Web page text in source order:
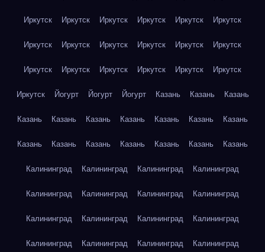
Иркутск Иркутск Иркутск Иркутск Иркутск Иркутск
Иркутск Иркутск Иркутск Иркутск Иркутск Иркутск
Иркутск Иркутск Иркутск Иркутск Иркутск Иркутск
Иркутск Йогурт Йогурт Йогурт Казань Казань Казань
Казань Казань Казань Казань Казань Казань Казань
Казань Казань Казань Казань Казань Казань Казань
Калининград Калининград Калининград Калининград
Калининград Калининград Калининград Калининград
Калининград Калининград Калининград Калининград
Калининград Калининград Калининград Калининград